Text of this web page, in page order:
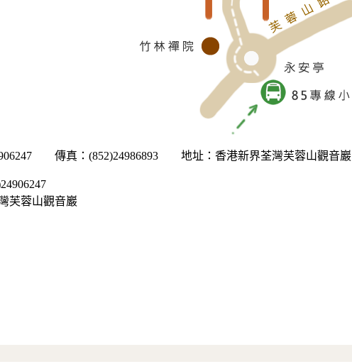
傳真：(852)24986893 地址：香港新界荃灣芙蓉山觀音巖
芙蓉山觀音巖